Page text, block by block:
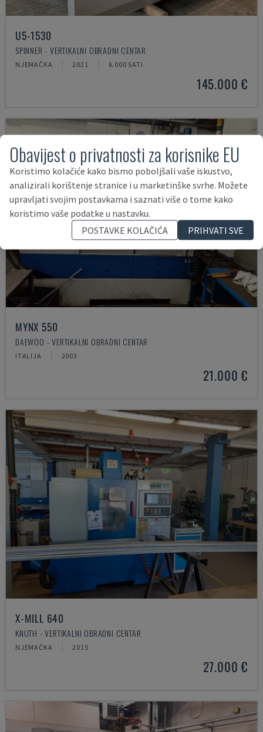
U5-1530
SPINNER - VERTIKALNI OBRADNI CENTAR
NJEMAČKA 2021 6.000 SATI
145.000 €
MYNX 550
DAEWOO - VERTIKALNI OBRADNI CENTAR
ITALIJA 2003
21.000 €
X-MILL 640
KNUTH - VERTIKALNI OBRADNI CENTAR
NJEMAČKA 2015
27.000 €
Obavijest o privatnosti za korisnike EU
Koristimo kolačiće kako bismo poboljšali vaše iskustvo,
analizirali korištenje stranice i u marketinške svrhe. Možete
upravljati svojim postavkama i saznati više o tome kako
koristimo vaše podatke u nastavku.
POSTAVKE KOLAČIĆA
PRIHVATI SVE